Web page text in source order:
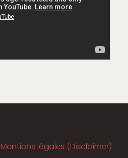
Mentions légales (Disclaimer)